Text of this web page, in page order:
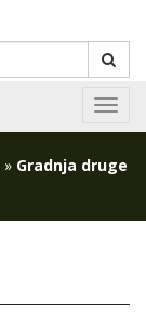
» Gradnja druge